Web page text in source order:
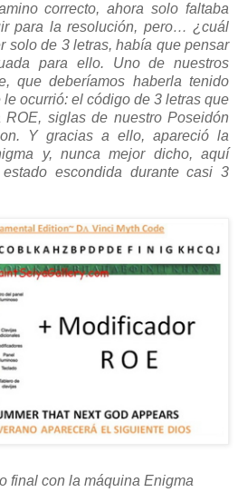
correcto, ahora solo faltaba
para la resolución, pero… ¿cuál
solo de 3 letras, había que pensar
para ello. Uno de nuestros
que deberíamos haberla tenido
ocurrió: el código de 3 letras que
siglas de nuestro Poseidón
Y gracias a ello, apareció la
y, nunca mejor dicho, aquí
escondida durante casi 3
final con la máquina Enigma